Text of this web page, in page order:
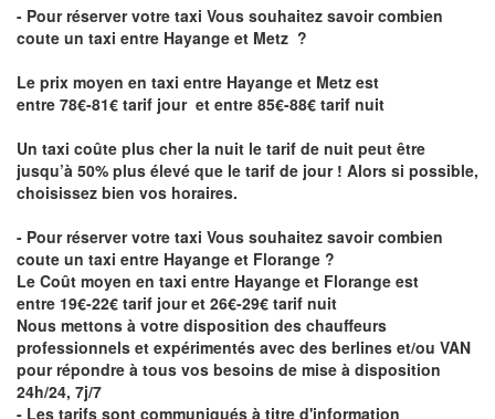
- Pour réserver votre taxi Vous souhaitez savoircombien
coute un taxi entre Hayange et Metz ?
Le prix moyen en taxi entre Hayange et Metz est
entre 78€-81€ tarif jour et entre 85€-88€ tarif nuit
Un taxi coûte plus cher la nuit le tarif de nuit peut être
jusqu’à 50% plus élevé que le tarif de jour ! Alors si possible,
choisissez bien vos horaires.
- Pour réserver votre taxi Vous souhaitez savoircombien
coute un taxi entre Hayange et Florange ?
Le Coût moyen en taxi entre Hayange et Florange est
entre 19€-22€ tarif jour et 26€-29€ tarif nuit
Nous mettons à votre disposition des chauffeurs
professionnels et expérimentés avec des berlines et/ou VAN
pour répondre à tous vos besoins de mise à disposition
24h/24, 7j/7
- Les tarifs sont communiqués à titre d'information